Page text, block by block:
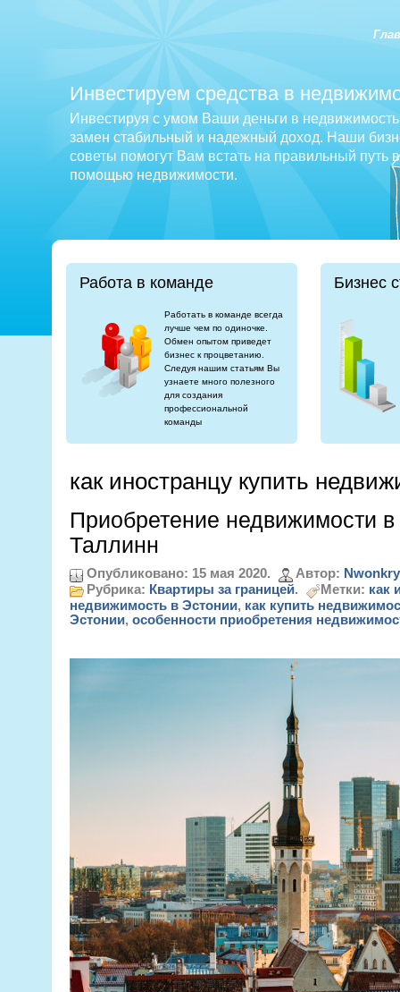
Инвестируем средства в
Инвестируя с умом Ваши деньги в
замен стабильный и надежный доход. Наши
советы помогут Вам встать на правильный путь
помощью недвижимости.
Работа в команде
Работать в команде всегда
лучше чем по одиночке.
Обмен опытом приведет
бизнес к процветанию.
Следуя нашим статьям Вы
узнаете много полезного
для создания
профессиональной
команды
Бизнес
как иностранцу купить
Приобретение недвижимости
Таллинн
Опубликовано: 15 мая 2020. Автор: Nwonkry
Рубрика: Квартиры за границей. Метки: как
недвижимость в Эстонии, как купить
Эстонии, особенности приобретения